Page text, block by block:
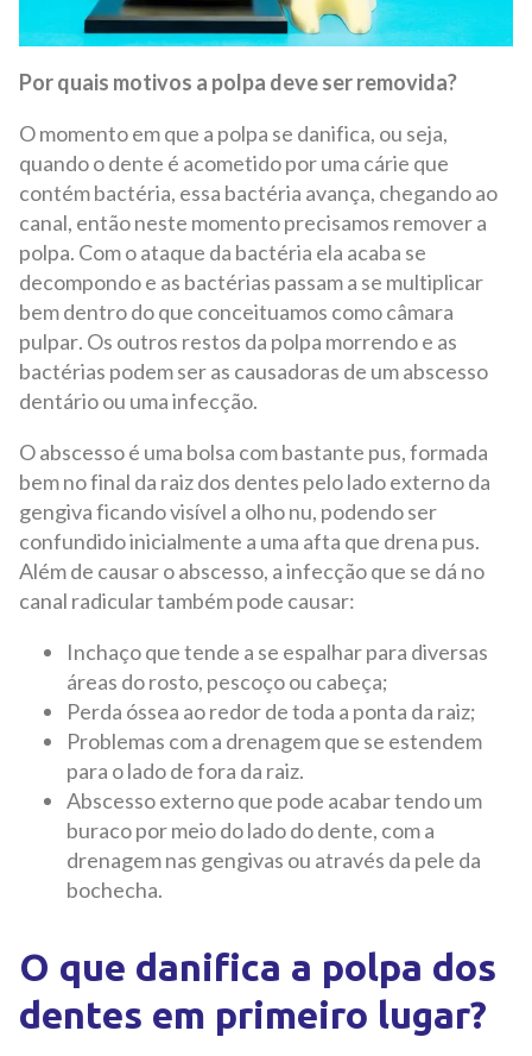
Por quais motivos a polpa deve ser removida?
O momento em que a polpa se danifica, ou seja,
quando o dente é acometido por uma cárie que
contém bactéria, essa bactéria avança, chegando ao
canal, então neste momento precisamos remover a
polpa. Com o ataque da bactéria ela acaba se
decompondo e as bactérias passam a se multiplicar
bem dentro do que conceituamos como câmara
pulpar. Os outros restos da polpa morrendo e as
bactérias podem ser as causadoras de um abscesso
dentário ou uma infecção.
O abscesso é uma bolsa com bastante pus, formada
bem no final da raiz dos dentes pelo lado externo da
gengiva ficando visível a olho nu, podendo ser
confundido inicialmente a uma afta que drena pus.
Além de causar o abscesso, a infecção que se dá no
canal radicular também pode causar:
Inchaço que tende a se espalhar para diversas
áreas do rosto, pescoço ou cabeça;
Perda óssea ao redor de toda a ponta da raiz;
Problemas com a drenagem que se estendem
para o lado de fora da raiz.
Abscesso externo que pode acabar tendo um
buraco por meio do lado do dente, com a
drenagem nas gengivas ou através da pele da
bochecha.
O que danifica a polpa dos
dentes em primeiro lugar?